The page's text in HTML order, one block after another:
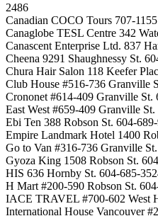
2486
Canadian COCO Tours 707-
Canaglobe TESL Centre 342
Canascent Enterprise Ltd. 837
Cheena 9291 Shaughnessy St.
Chura Hair Salon 118 Keefer
Club House #516-736 Granville
Crononet #614-409 Granville St.
East West #659-409 Granville
Ebi Ten 388 Robson St. 604-
Empire Landmark Hotel 1400
Go to Van #316-736 Granville
Gyoza King 1508 Robson St.
HIS 636 Hornby St. 604-685-
H Mart #200-590 Robson St.
IACE TRAVEL #700-602 West
International House Vancouver